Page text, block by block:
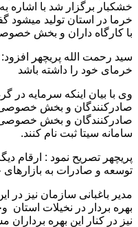
خرما در استان تولید میشود
با کارگاه داران و بخش
سید رحمت الله پریچهر
خرمای خود را داشته باشد
وی با بیان اینکه سرمایه
صادرکنندگان و بخش خصوصی
صادرکنندگان و بخش خصوصی
سامانه سیتا ثبت نام کنند.
پریچهر تصریح نمود :
توسعه و صادرات به بازارهای
نیز در کنار این بهره